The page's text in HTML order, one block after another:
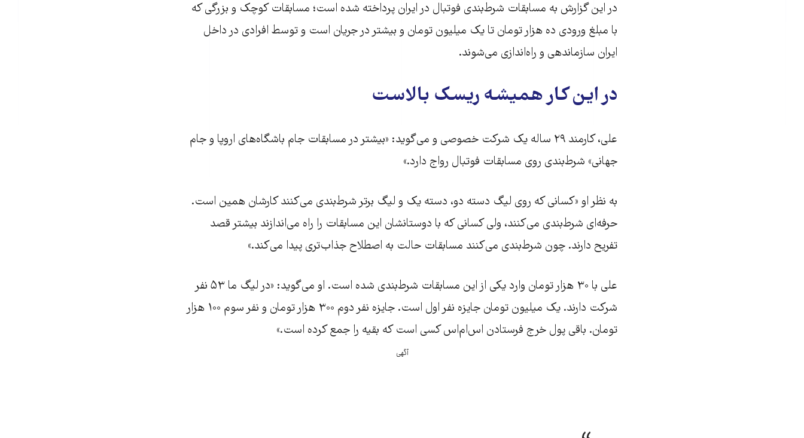
در این گزارش به مسابقات‌‌ شرط‌بندی فوتبال در ایران پرداخته شده است؛ مسابقات کوچک و بزرگی که
با مبلغ ورودی ده هزار تومان تا یک میلیون تومان و بیشتر در جریان است و توسط افرادی در داخل
ایران سازماندهی و راه‌اندازی می‌شوند.
در این کار همیشه ریسک بالاست
علی، کارمند ۲۹ ساله یک شرکت خصوصی و می‌گوید: «بیشتر در مسابقات جام باشگاه‌های اروپا و جام
جهانی»‌‌ شرط‌بندی روی مسابقات فوتبال رواج دارد.»
به نظر او «کسانی که روی لیگ دسته دو، دسته یک و لیگ برتر‌‌ شرط‌بندی می‌کنند کارشان همین است.
حرفه‌ای‌‌ شرط‌بندی می‌کنند، ولی کسانی که با دوستانشان این مسابقات را راه می‌اندازند بیشتر قصد
تفریح دارند. چون‌‌ شرط‌‌بندی می‌کنند مسابقات حالت به اصطلاح جذاب‌تری پیدا می‌کند.»
علی با ۳۰ هزار تومان وارد یکی از این مسابقات‌‌ شرط‌بندی شده است. او می‌گوید: «در لیگ ما ۵۳ نفر
شرکت دارند. یک میلیون تومان جایزه نفر اول است. جایزه نفر دوم ۳۰۰ هزار تومان و نفر سوم ۱۰۰ هزار
تومان. باقی پول خرج فرستادن اس‌ام‌اس کسی است که بقیه را جمع کرده است.»
آگهی